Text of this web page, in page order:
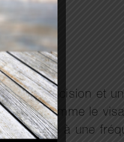
précision et
comme le
grâce à une